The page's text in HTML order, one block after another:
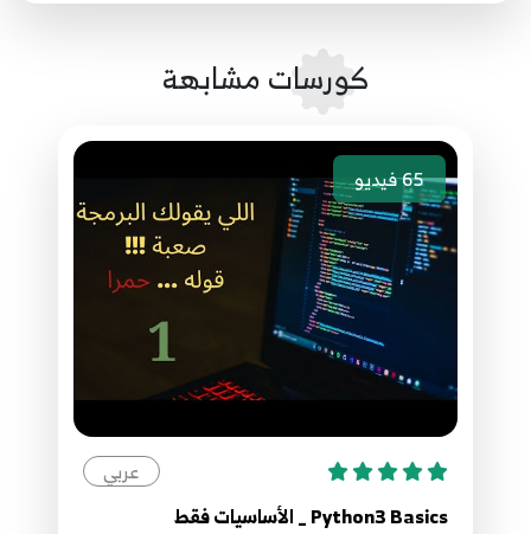
99.99 Python network programming pcapy
ICMP
كورسات مشابهة
65فيديو
عربي
Python3 Basics _ الأساسيات فقط